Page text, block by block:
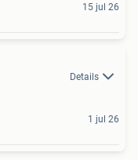
15 jul 26
Details
1 jul 26